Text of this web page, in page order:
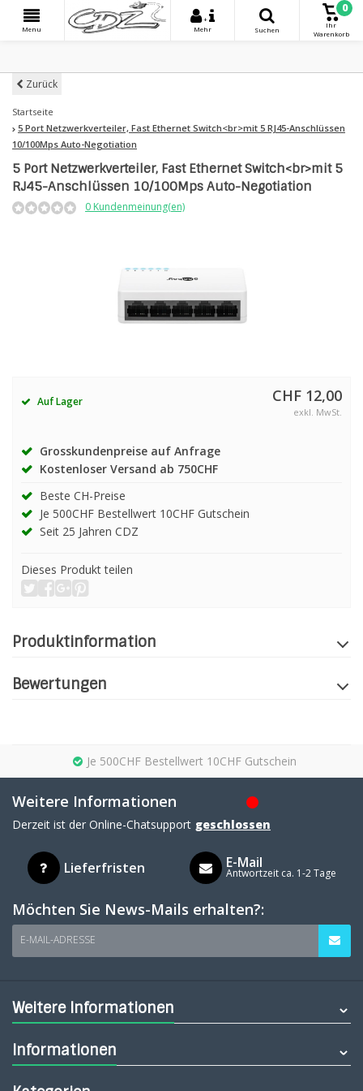
Menu
+
Mehr
Suchen
0
Ihr
Warenkorb
Zurück
Startseite
5 Port Netzwerkverteiler, Fast Ethernet Switch<br>mit 5 RJ45-Anschlüssen
10/100Mps Auto-Negotiation
5 Port Netzwerkverteiler, Fast Ethernet Switch<br>mit 5
RJ45-Anschlüssen 10/100Mps Auto-Negotiation
0 Kundenmeinung(en)
Auf Lager CHF 12,00
exkl. MwSt.
Grosskundenpreise auf Anfrage
Kostenloser Versand ab 750CHF
Beste CH-Preise
Je 500CHF Bestellwert 10CHF Gutschein
Seit 25 Jahren CDZ
Dieses Produkt teilen
Produktinformation
Bewertungen
Je 500CHF Bestellwert 10CHF Gutschein
Weitere Informationen
Derzeit ist der Online-Chatsupport geschlossen
Lieferfristen E-Mail
Antwortzeit ca. 1-2 Tage
Möchten Sie News-Mails erhalten?:
E-MAIL-ADRESSE
Weitere Informationen
Informationen